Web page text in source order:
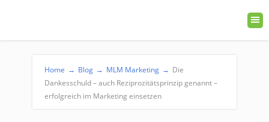
Home → Blog → MLM Marketing → Die
Dankesschuld – auch Reziprozitätsprinzip genannt –
erfolgreich im Marketing einsetzen